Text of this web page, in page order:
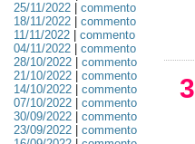
25/11/2022| commento
18/11/2022| commento
11/11/2022| commento
04/11/2022| commento
28/10/2022| commento
21/10/2022| commento
14/10/2022| commento
07/10/2022| commento
30/09/2022| commento
23/09/2022| commento
3